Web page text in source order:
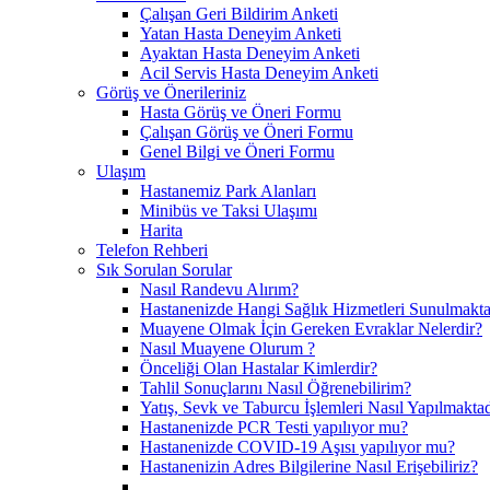
Çalışan Geri Bildirim Anketi
Yatan Hasta Deneyim Anketi
Ayaktan Hasta Deneyim Anketi
Acil Servis Hasta Deneyim Anketi
Görüş ve Önerileriniz
Hasta Görüş ve Öneri Formu
Çalışan Görüş ve Öneri Formu
Genel Bilgi ve Öneri Formu
Ulaşım
Hastanemiz Park Alanları
Minibüs ve Taksi Ulaşımı
Harita
Telefon Rehberi
Sık Sorulan Sorular
Nasıl Randevu Alırım?
Hastanenizde Hangi Sağlık Hizmetleri
Muayene Olmak İçin Gereken Evraklar Nelerdir?
Nasıl Muayene Olurum ?
Önceliği Olan Hastalar Kimlerdir?
Tahlil Sonuçlarını Nasıl Öğrenebilirim?
Yatış, Sevk ve Taburcu İşlemleri Nasıl
Hastanenizde PCR Testi yapılıyor mu?
Hastanenizde COVID-19 Aşısı yapılıyor mu?
Hastanenizin Adres Bilgilerine Nasıl Erişebiliriz?